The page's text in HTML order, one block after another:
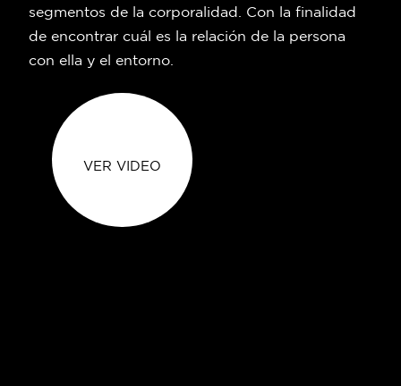
segmentos de la corporalidad. Con la finalidad
de encontrar cuál es la relación de la persona
con ella y el entorno.
VER VIDEO